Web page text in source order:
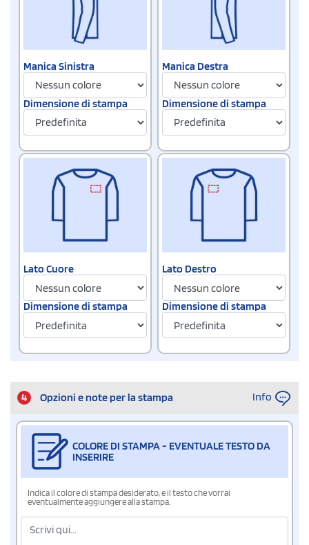
Manica Sinistra
Dimensione di stampa
Manica Destra
Dimensione di stampa
Lato Cuore
Dimensione di stampa
Lato Destro
Dimensione di stampa
4 Opzioni e note per la stampa Info
COLORE DI STAMPA - EVENTUALE TESTO DA
INSERIRE
Indica il colore di stampa desiderato, e il testo che vorrai
eventualmente aggiungere alla stampa.